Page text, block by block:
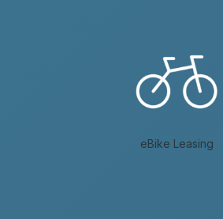
eBike Leasing